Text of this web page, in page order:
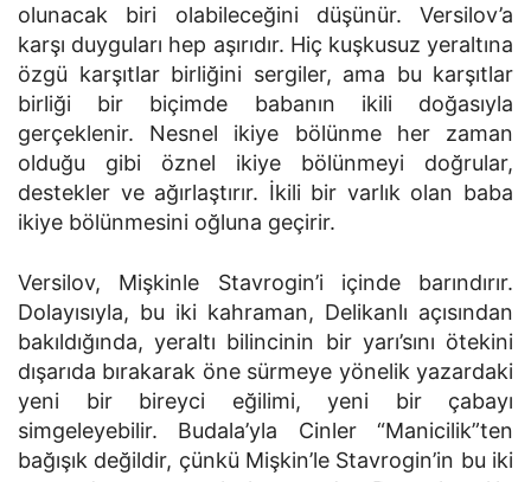
olunacak biri olabileceğini düşünür. Versilov’a
karşı duyguları hep aşırıdır. Hiç kuşkusuz yeraltına
özgü karşıtlar birliğini sergiler, ama bu karşıtlar
birliği bir biçimde babanın ikili doğasıyla
gerçeklenir. Nesnel ikiye bölünme her zaman
olduğu gibi öznel ikiye bölünmeyi doğrular,
destekler ve ağırlaştırır. İkili bir varlık olan baba
ikiye bölünmesini oğluna geçirir.
Versilov, Mişkinle Stavrogin’i içinde barındırır.
Dolayısıyla, bu iki kahraman, Delikanlı açısından
bakıldığında, yeraltı bilincinin bir yarı’sını ötekini
dışarıda bırakarak öne sürmeye yönelik yazardaki
yeni bir bireyci eğilimi, yeni bir çabayı
simgeleyebilir. Budala’yla Cinler “Manicilik”ten
bağışık değildir, çünkü Mişkin’le Stavrogin’in bu iki